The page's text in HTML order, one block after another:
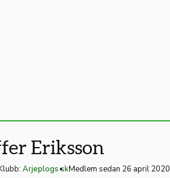
Eriksson
Arjeplogs skMedlem sedan 26 april 2020